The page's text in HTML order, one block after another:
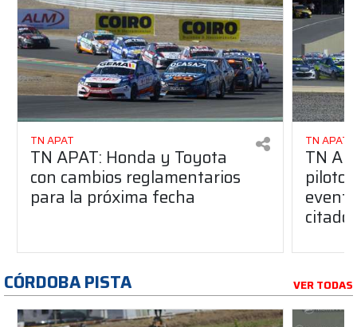
TN APAT
TN APAT: Honda y Toyota
con cambios reglamentarios
para la próxima fecha
TN APAT
TN
piloto
citado
CÓRDOBA PISTA VER TODAS